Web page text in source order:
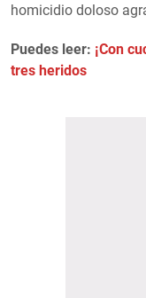
homicidio doloso
Puedes leer: ¡Con
tres heridos